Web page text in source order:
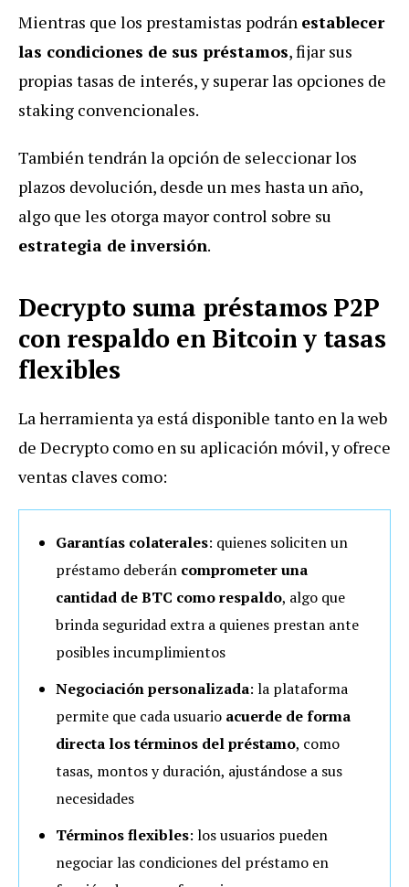
Mientras que los prestamistas podrán establecer
las condiciones de sus préstamos, fijar sus
propias tasas de interés, y superar las opciones de
staking convencionales.
También tendrán la opción de seleccionar los
plazos devolución, desde un mes hasta un año,
algo que les otorga mayor control sobre su
estrategia de inversión.
Decrypto suma préstamos P2P
con respaldo en Bitcoin y tasas
flexibles
La herramienta ya está disponible tanto en la web
de Decrypto como en su aplicación móvil, y ofrece
ventas claves como:
Garantías colaterales: quienes soliciten un
préstamo deberán comprometer una
cantidad de BTC como respaldo, algo que
brinda seguridad extra a quienes prestan ante
posibles incumplimientos
Negociación personalizada: la plataforma
permite que cada usuario acuerde de forma
directa los términos del préstamo, como
tasas, montos y duración, ajustándose a sus
necesidades
Términos flexibles: los usuarios pueden
negociar las condiciones del préstamo en